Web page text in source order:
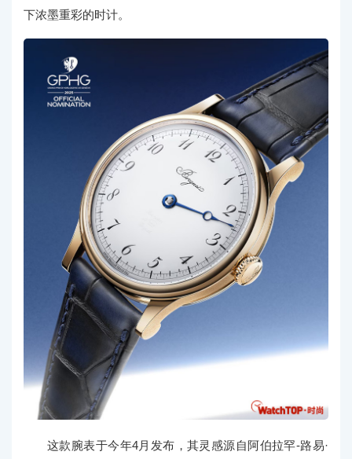
下浓墨重彩的时计。
这款腕表于今年4月发布，其灵感源自阿伯拉罕-路易·